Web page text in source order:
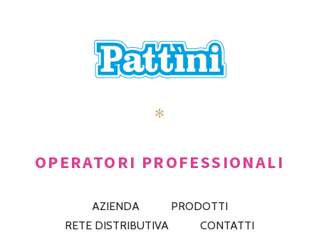
✻
OPERATORI PROFESSIONALI
AZIENDA
PRODOTTI
RETE DISTRIBUTIVA
CONTATTI